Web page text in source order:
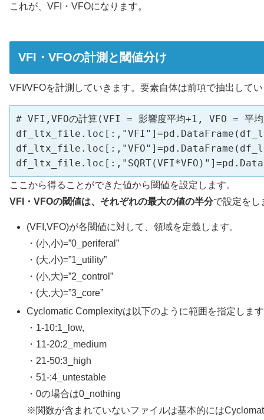
これが、VFI・VFOになります。
VFI・VFOの計測と閾値分け
VFI/VFOを計測していきます。要素自体は前項で抽出して
# VFI,VFOの計算(VFI = 影響度平均+1, VFO = 平均
ここから得ることができた値から閾値を設定します。
VFI・VFOの閾値は、それぞれの最大の値の半分で設定をし
(VFI,VFO)が各閾値に対して、領域を定義します。
・(小,小)=”0_periferal”
・(大,小)=”1_utility”
・(小,大)=”2_control”
・(大,大)=”3_core”
Cyclomatic Complexityは以下のように範囲を指定しま
・1-10:1_low,
・11-20:2_medium
・21-50:3_high
・51-:4_untestable
・0の場合は0_nothing
※関数が含まれていないファイルは基本的には